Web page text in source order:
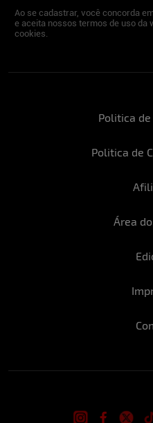
Como você costuma
Passo o Natal
uma festa grande e
O que acha mais
Um sinônimo para o
Um gesto importante:
Se pudesse fazer
Papai Noel, o que
O melhor presente
Vinho, sem
Acredito que sim,
Politica
Politica de
Área
Ao se cadastrar, você concorda
e aceita nossos termos de uso da
cookies.